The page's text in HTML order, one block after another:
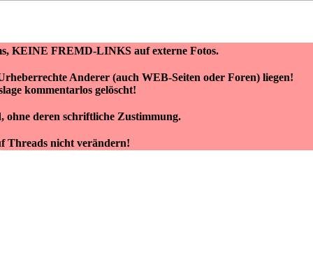
KEINE FREMD-LINKS auf externe Fotos.
Anderer (auch WEB-Seiten oder Foren) liegen!
kommentarlos gelöscht!
ohne deren schriftliche Zustimmung.
Threads nicht verändern!